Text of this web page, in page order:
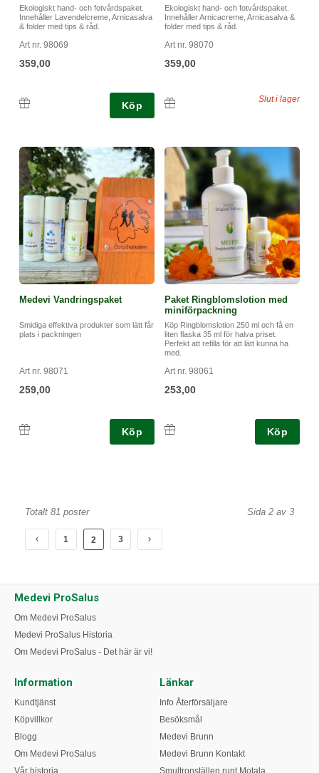
Ekologiskt hand- och fotvårdspaket.
Innehåller Lavendelcreme, Arnicasalva
& folder med tips & råd.
Art nr. 98069
359,00
Köp
Ekologiskt hand- och fotvårdspaket.
Innehåller Arnicacreme, Arnicasalva &
folder med tips & råd.
Art nr. 98070
359,00
Slut i lager
Medevi Vandringspaket
Smidiga effektiva produkter som lätt får
plats i packningen
Art nr. 98071
259,00
Köp
Paket Ringblomslotion med
miniförpackning
Köp Ringblomslotion 250 ml och få en
liten flaska 35 ml för halva priset.
Perfekt att refilla för att lätt kunna ha
med.
Art nr. 98061
253,00
Köp
Totalt 81 poster Sida 2 av 3
1 2 3
Medevi ProSalus
Om Medevi ProSalus
Medevi ProSalus Historia
Om Medevi ProSalus - Det här är vi!
Information
Kundtjänst
Köpvillkor
Blogg
Om Medevi ProSalus
Vår historia
Länkar
Info Återförsäljare
Besöksmål
Medevi Brunn
Medevi Brunn Kontakt
Smultronställen runt Motala